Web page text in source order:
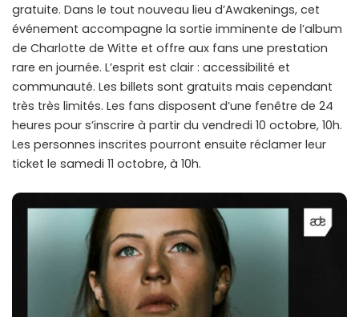
gratuite. Dans le tout nouveau lieu d’Awakenings, cet
événement accompagne la sortie imminente de l’album
de Charlotte de Witte et offre aux fans une prestation
rare en journée. L’esprit est clair : accessibilité et
communauté. Les billets sont gratuits mais cependant
très très limités. Les fans disposent d’une fenêtre de 24
heures pour s’inscrire à partir du vendredi 10 octobre, 10h.
Les personnes inscrites pourront ensuite réclamer leur
ticket le samedi 11 octobre, à 10h.